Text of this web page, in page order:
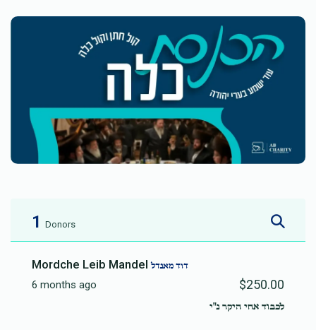
1 Donors
Mordche Leib Mandelדוד מאנדל
6 months ago $250.00
לכבוד אחי היקר נ"י